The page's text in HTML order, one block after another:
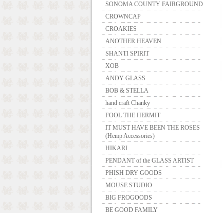
SONOMA COUNTY FAIRGROUND
CROWNCAP
CROAKIES
ANOTHER HEAVEN
SHANTI SPIRIT
XOB
ANDY GLASS
BOB & STELLA
hand craft Chanky
FOOL THE HERMIT
IT MUST HAVE BEEN THE ROSES
(Hemp Accessories)
HIKARI
PENDANT of the GLASS ARTIST
PHISH DRY GOODS
MOUSE STUDIO
BIG FROGOODS
BE GOOD FAMILY